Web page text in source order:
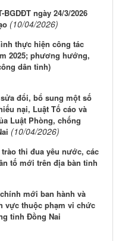
ngày 24/3/2026
(10/04/2026)
thực hiện công tác
2025; phương hướng,
dân tỉnh)
đổi, bổ sung một số
nại, Luật Tố cáo và
Luật Phòng, chống
(10/04/2026)
thi đua yêu nước, các
tố mới trên địa bàn tỉnh
mới ban hành và
vực thuộc phạm vi chức
tỉnh Đồng Nai